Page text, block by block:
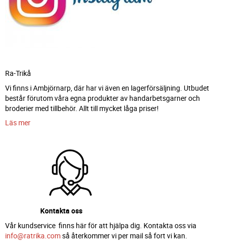
Ra-Trikå
Vi finns i Ambjörnarp, där har vi även en lagerförsäljning. Utbudet
består förutom våra egna produkter av handarbetsgarner och
broderier med tillbehör. Allt till mycket låga priser!
Läs mer
Kontakta oss
Vår kundservice finns här för att hjälpa dig. Kontakta oss via
info@ratrika.comså återkommer vi per mail så fort vi kan.